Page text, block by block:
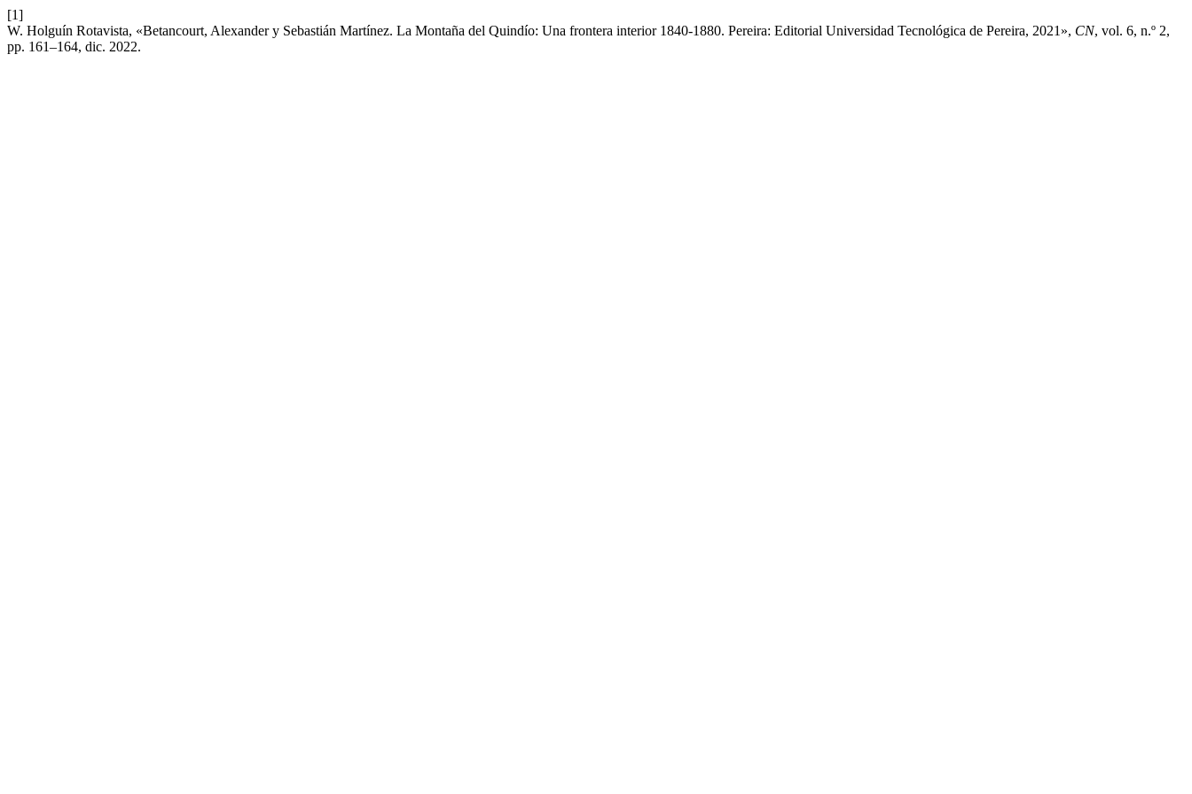
[1]
W. Holguín Rotavista, «Betancourt, Alexander y Sebastián Martínez. La Montaña del Quindío: Una frontera interior 1840-1880. Pereira: Editorial Universidad Tecnológica de Pereira, 2021», CN, vol. 6, n.º 2,
pp. 161–164, dic. 2022.